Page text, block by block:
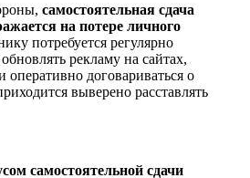
самостоятельная сдача
на потере личного
потребуется регулярно
рекламу на сайтах,
оперативно договариваться о
выверено расставлять
самостоятельной сдачи